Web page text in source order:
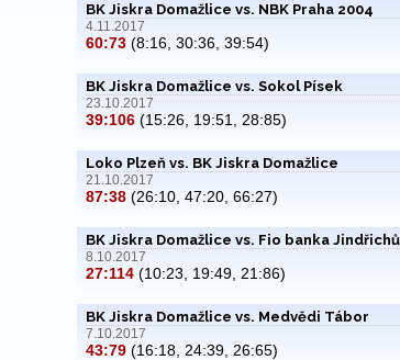
BK Jiskra Domažlice vs. NBK Praha 2004
4.11.2017
60:73 (8:16, 30:36, 39:54)
BK Jiskra Domažlice vs. Sokol Písek
23.10.2017
39:106 (15:26, 19:51, 28:85)
Loko Plzeň vs. BK Jiskra Domažlice
21.10.2017
87:38 (26:10, 47:20, 66:27)
BK Jiskra Domažlice vs. Fio banka
8.10.2017
27:114 (10:23, 19:49, 21:86)
BK Jiskra Domažlice vs. Medvědi Tábor
7.10.2017
43:79 (16:18, 24:39, 26:65)